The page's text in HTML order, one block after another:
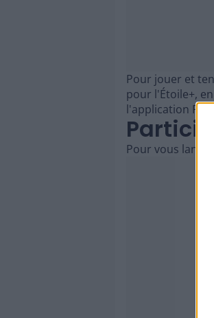
Pour jouer et
pour l'Étoile+,
l'application
Pour vous